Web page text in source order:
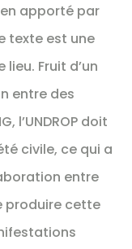
apporté par
texte est une
Fruit d’un
entre des
l’UNDROP doit
civile, ce qui a
entre
produire cette